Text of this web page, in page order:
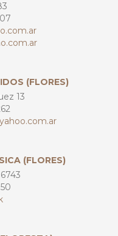
(FLORES)
13
(FLORES)